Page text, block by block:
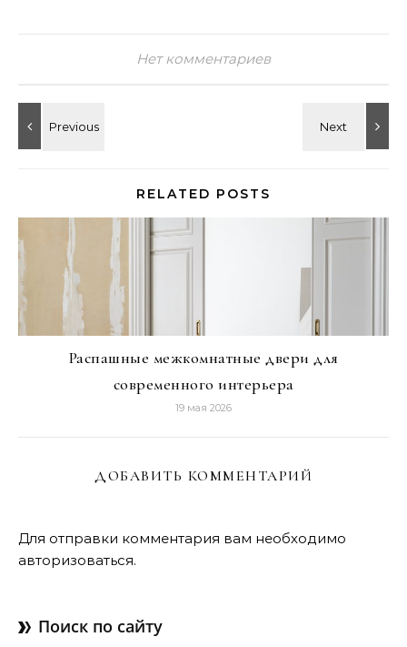
Нет комментариев
RELATED POSTS
Распашные межкомнатные двери для
современного интерьера
19 мая 2026
ДОБАВИТЬ КОММЕНТАРИЙ
Для отправки комментария вам необходимо
авторизоваться.
Поиск по сайту